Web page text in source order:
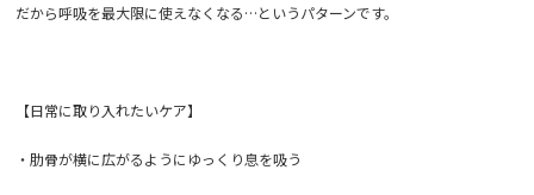
だから呼吸を最大限に使えなくなる…というパターンです。
【日常に取り入れたいケア】
・肋骨が横に広がるようにゆっくり息を吸う